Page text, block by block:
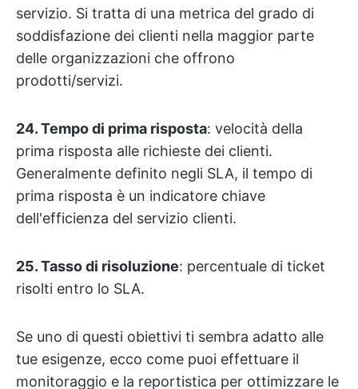
servizio. Si tratta di una metrica del grado di
soddisfazione dei clienti nella maggior parte
delle organizzazioni che offrono
prodotti/servizi.
24. Tempo di prima risposta: velocità della
prima risposta alle richieste dei clienti.
Generalmente definito negli SLA, il tempo di
prima risposta è un indicatore chiave
dell'efficienza del servizio clienti.
25. Tasso di risoluzione: percentuale di ticket
risolti entro lo SLA.
Se uno di questi obiettivi ti sembra adatto alle
tue esigenze, ecco come puoi effettuare il
monitoraggio e la reportistica per ottimizzare le